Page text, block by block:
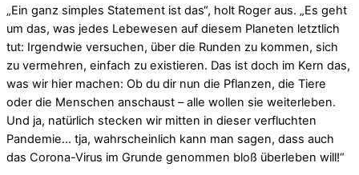
„Ein ganz simples Statement ist das“, holt Roger aus. „Es geht
um das, was jedes Lebewesen auf diesem Planeten letztlich
tut: Irgendwie versuchen, über die Runden zu kommen, sich
zu vermehren, einfach zu existieren. Das ist doch im Kern das,
was wir hier machen: Ob du dir nun die Pflanzen, die Tiere
oder die Menschen anschaust – alle wollen sie weiterleben.
Und ja, natürlich stecken wir mitten in dieser verfluchten
Pandemie… tja, wahrscheinlich kann man sagen, dass auch
das Corona-Virus im Grunde genommen bloß überleben will!“